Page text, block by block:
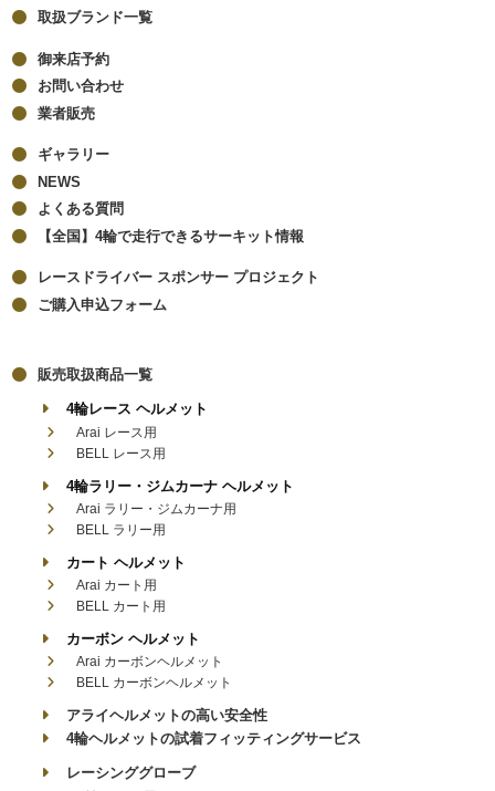
取扱ブランド一覧
御来店予約
お問い合わせ
業者販売
ギャラリー
NEWS
よくある質問
【全国】4輪で走行できるサーキット情報
レースドライバー スポンサー プロジェクト
ご購入申込フォーム
販売取扱商品一覧
4輪レース ヘルメット
Arai レース用
BELL レース用
4輪ラリー・ジムカーナ ヘルメット
Arai ラリー・ジムカーナ用
BELL ラリー用
カート ヘルメット
Arai カート用
BELL カート用
カーボン ヘルメット
Arai カーボンヘルメット
BELL カーボンヘルメット
アライヘルメットの高い安全性
4輪ヘルメットの試着フィッティングサービス
レーシンググローブ